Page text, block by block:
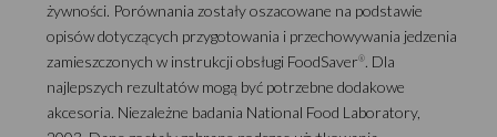
żywności. Porównania zostały oszacowane na podstawie
opisów dotyczących przygotowania i przechowywania jedzenia
zamieszczonych w instrukcji obsługi FoodSaver®. Dla
najlepszych rezultatów mogą być potrzebne dodakowe
akcesoria. Niezależne badania National Food Laboratory,